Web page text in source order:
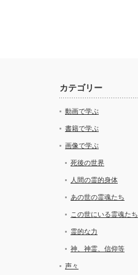
カテゴリー
動画で学ぶ
書籍で学ぶ
画像で学ぶ
死後の世界
人間の霊的身体
あの世の霊魂たち
この世にいる霊魂たち
霊的な力
神、神霊、信仰等
声々